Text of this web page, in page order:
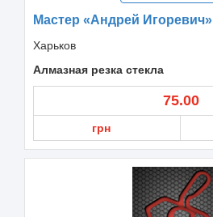
Мастер «Андрей Игоревич»
Харьков
Алмазная резка стекла
75.00
грн